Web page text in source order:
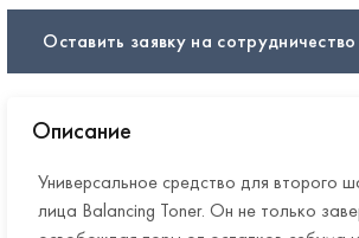
Оставить заявку на сотрудничество
Описание
Универсальное средство для второго
лица Balancing Toner. Он не только